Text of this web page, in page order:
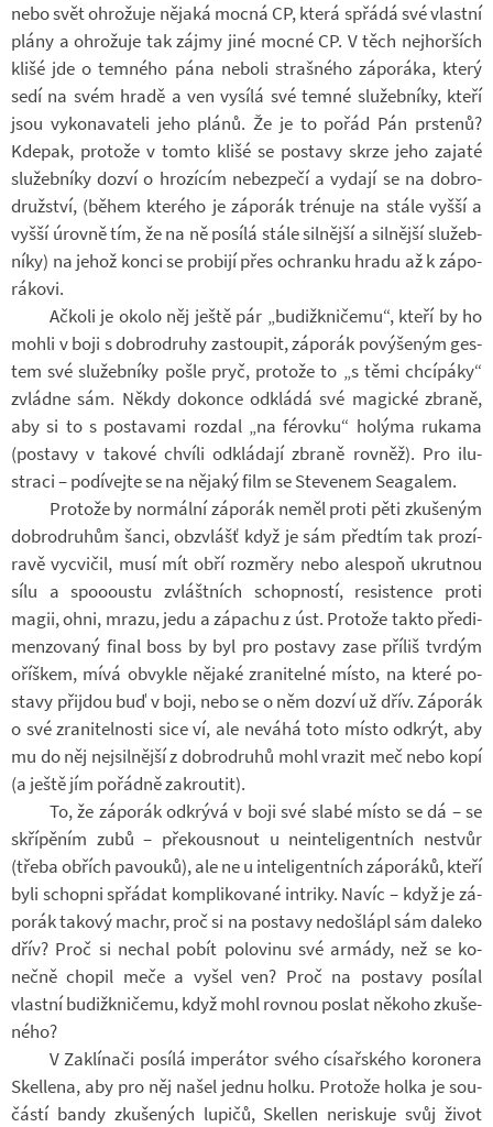
nebo svět ohro­žuje ně­jaká mocná CP, která spřádá své vlastní
plány a ohro­žuje tak zájmy jiné mocné CP. V těch nej­hor­ších
klišé jde o tem­ného pána ne­boli straš­ného zá­po­ráka, který
sedí na svém hradě a ven vy­sílá své temné slu­žeb­níky, kteří
jsou vy­ko­na­va­teli jeho plánů. Že je to pořád Pán prs­tenů?
Kde­pak, pro­tože v tomto klišé se po­stavy skrze jeho za­jaté
slu­žeb­níky dozví o hro­zí­cím ne­bez­pečí a vy­dají se na dob­ro­
druž­ství, (během kte­rého je zá­po­rák tré­nuje na stále vyšší a
vyšší úrovně tím, že na ně po­sílá stále sil­nější a sil­nější slu­žeb­
níky) na jehož konci se pro­bijí přes ochranku hradu až k zá­po­
rá­kovi.
Ač­koli je okolo něj ještě pár „bu­dižkni­čemu“, kteří by ho
mohli v boji s dob­ro­druhy za­stou­pit, zá­po­rák po­vý­še­ným ges­
tem své slu­žeb­níky pošle pryč, pro­tože to „s těmi chcí­páky“
zvládne sám. Někdy do­konce od­kládá své ma­gické zbraně,
aby si to s po­sta­vami roz­dal „na fé­rovku“ ho­lýma rukama
(po­stavy v ta­kové chvíli od­klá­dají zbraně rov­něž). Pro ilu­
straci – po­dí­vejte se na ně­jaký film se Ste­ve­nem Se­a­ga­lem.
Pro­tože by nor­mální zá­po­rák neměl proti pěti zku­še­ným
dob­ro­dru­hům šanci, ob­zvlášť když je sám před­tím tak pro­zí­
ravě vy­cvi­čil, musí mít obří roz­měry nebo ale­spoň ukrut­nou
sílu a spo­o­oustu zvlášt­ních schop­ností, re­sis­tence proti
magii, ohni, mrazu, jedu a zá­pa­chu z úst. Pro­tože takto pře­di­
men­zo­vaný final boss by byl pro po­stavy zase pří­liš tvr­dým
oříš­kem, mívá ob­vykle ně­jaké zra­ni­telné místo, na které po­
stavy při­jdou buď v boji, nebo se o něm dozví už dřív. Zá­po­rák
o své zra­ni­tel­nosti sice ví, ale ne­váhá toto místo od­krýt, aby
mu do něj nej­sil­nější z dob­ro­druhů mohl vra­zit meč nebo kopí
(a ještě jím po­řádně za­krou­tit).
To, že zá­po­rák od­krývá v boji své slabé místo se dá – se
skří­pě­ním zubů – pře­kous­nout u ne­in­te­li­gent­ních ne­stvůr
(třeba ob­řích pa­vouků), ale ne u in­te­li­gent­ních zá­po­ráků, kteří
byli schopni spřá­dat kom­pli­ko­vané in­triky. Navíc – když je zá­
po­rák ta­kový machr, proč si na po­stavy ne­do­šlápl sám da­leko
dřív? Proč si ne­chal pobít po­lo­vinu své ar­mády, než se ko­
nečně cho­pil meče a vyšel ven? Proč na po­stavy po­sí­lal
vlastní bu­dižkni­čemu, když mohl rov­nou po­slat ně­koho zku­še­
ného?
V Za­klí­nači po­sílá im­pe­rá­tor svého cí­sař­ského ko­ro­nera
Skellena, aby pro něj našel jednu holku. Pro­tože holka je sou­
částí bandy zku­še­ných lu­pičů, Skellen ne­ris­kuje svůj život